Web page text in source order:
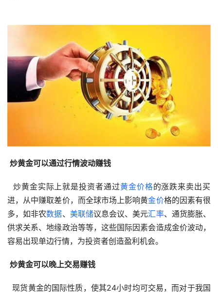
炒黄金可以通过行情波动赚钱
  炒黄金实际上就是投资者通过
黄金价格的涨跌来卖出买
进，从中赚取差价，而全球市场上影响黄金价格的因素有很
多，如非农数据、 美联储议息会议、美元汇率、通货膨胀、
供求关系、地缘政治等等，这些国际因素会造成金价波动，
容易出现单边行情，为投资者创造盈利机会。
炒黄金可以晚上交易赚钱
  现货黄金的国际性质，使其24小时均可交易，而对于我国